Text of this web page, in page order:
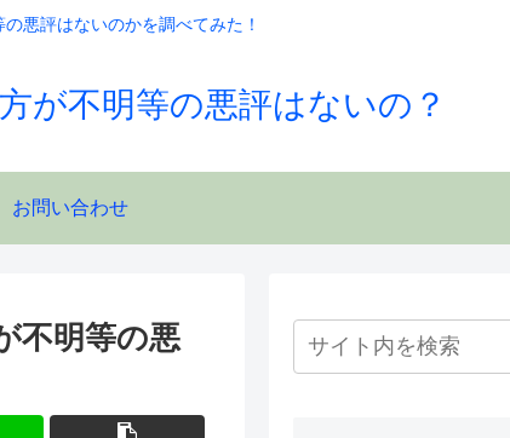
悪評はないのかを調べてみた！
が不明等の悪評はないの？
お問い合わせ
不明等の悪